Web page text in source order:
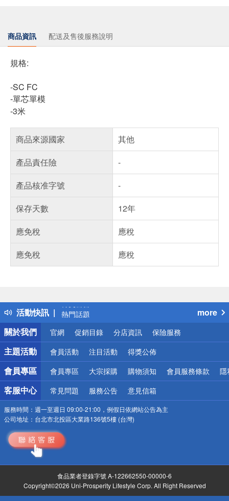
商品資訊 配送及售後服務說明
規格:
-SC FC
-單芯單模
-3米
商品來源國家
其他
產品責任險
-
產品核准字號
-
保存天數
12年
應免稅
應稅
應免稅
應稅
活動快訊
得獎公告
熱門話題
銀行優惠
偏遠地區配送
詐騙網頁！請小心！
more
關於我們
官網 促銷目錄 分店資訊 保險服務
主題活動 會員活動 注目活動 得獎公佈
會員專區 會員專區 大宗採購 購物須知 會員服務條款 隱
客服中心 常見問題 服務公告 意見信箱
服務時間： 週一至週日 09:00-21:00，例假日依網站公告為主
公司地址： 台北市北投區大業路136號5樓 (台灣)
食品業者登錄字號 A-122662550-00000-6
Copyright©2026 Uni-Prosperity Lifestyle Corp. All Right Reserved